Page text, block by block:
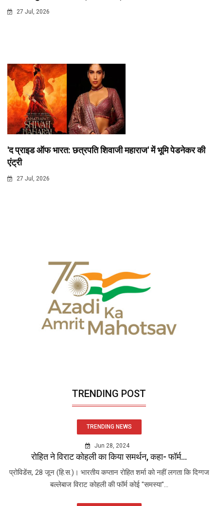
27 Jul, 2026
'द प्राइड ऑफ भारत: छत्रपति शिवाजी महाराज' में भूमि पेडनेकर की
एंट्री
27 Jul, 2026
TRENDING POST
TRENDING NEWS
Jun 28, 2024
रोहित ने विराट कोहली का किया समर्थन, कहा- फॉर्म...
प्रोविडेंस, 28 जून (हि.स.)। भारतीय कप्तान रोहित शर्मा को नहीं लगता कि दिग्गज
बल्लेबाज विराट कोहली की फॉर्म कोई "समस्या"...